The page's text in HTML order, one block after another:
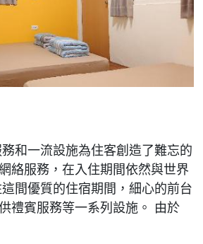
和一流設施為住客創造了難忘的
絡服務，在入住期間依然與世界
間優質的住宿期間，細心的前台
禮賓服務等一系列設施。 由於